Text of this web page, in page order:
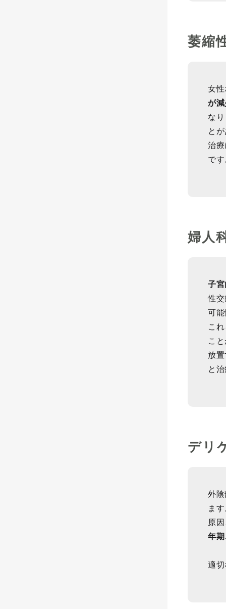
萎縮
女
が減
な
と
治
で
婦人
子
性
可
こ
こ
放
と
デリ
外
ま
原
年
適